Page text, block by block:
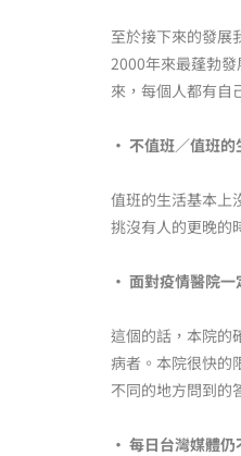
至於接下來的發展
2000年來最蓬勃
來，每個人都有自
‧ 不值班／值班
值班的生活基本上
挑沒有人的更晚的
‧ 面對疫情醫院
這個的話，本院的
病者。本院很快的
不同的地方問到的
‧ 每日台灣媒體